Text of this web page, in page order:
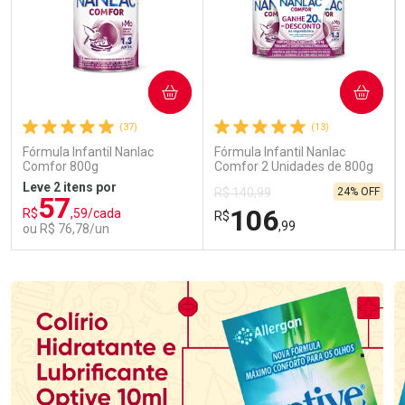
(37)
Fórmula Infantil Nanlac
Comfor 800g
Leve 2 itens por
R$57,59/cada
ou R$ 76,78/un
COMPRAR
(13)
Fórmula Infantil Nanlac
Comfor 2 Unidades de 800g
R$ 140,99
R$106,99
24% OFF
COMPRAR
Laboratório
Por Menos